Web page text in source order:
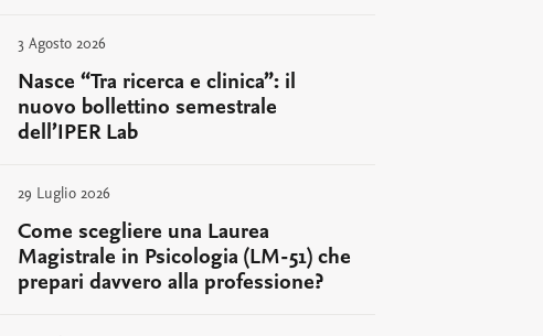
3 Agosto 2026
Nasce “Tra ricerca e clinica”: il
nuovo bollettino semestrale
dell’IPER Lab
29 Luglio 2026
Come scegliere una Laurea
Magistrale in Psicologia (LM-51) che
prepari davvero alla professione?